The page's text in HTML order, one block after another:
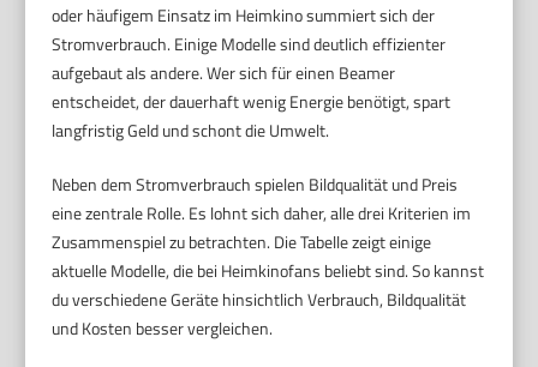
oder häufigem Einsatz im Heimkino summiert sich der
Stromverbrauch. Einige Modelle sind deutlich effizienter
aufgebaut als andere. Wer sich für einen Beamer
entscheidet, der dauerhaft wenig Energie benötigt, spart
langfristig Geld und schont die Umwelt.
Neben dem Stromverbrauch spielen Bildqualität und Preis
eine zentrale Rolle. Es lohnt sich daher, alle drei Kriterien im
Zusammenspiel zu betrachten. Die Tabelle zeigt einige
aktuelle Modelle, die bei Heimkinofans beliebt sind. So kannst
du verschiedene Geräte hinsichtlich Verbrauch, Bildqualität
und Kosten besser vergleichen.